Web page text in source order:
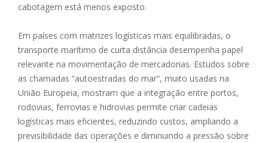
cabotagem está menos exposto.
Em países com matrizes logísticas mais equilibradas, o
transporte marítimo de curta distância desempenha papel
relevante na movimentação de mercadorias. Estudos sobre
as chamadas “autoestradas do mar”, muito usadas na
União Europeia, mostram que a integração entre portos,
rodovias, ferrovias e hidrovias permite criar cadeias
logísticas mais eficientes, reduzindo custos, ampliando a
previsibilidade das operações e diminuindo a pressão sobre